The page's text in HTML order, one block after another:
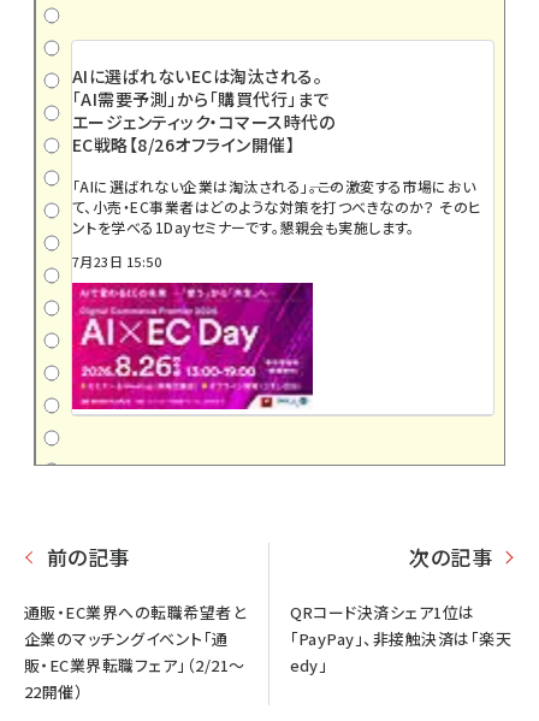
AIに選ばれないECは淘汰される。
「AI需要予測」から「購買代行」まで
エージェンティック・コマース時代の
EC戦略【8/26オフライン開催】
「AIに選ばれない企業は淘汰される」――。この激変する市場におい
て、小売・EC事業者はどのような対策を打つべきなのか？ そのヒ
ントを学べる1Dayセミナーです。懇親会も実施します。
7月23日 15:50
前の記事
通販・EC業界への転職希望者と
企業のマッチングイベント「通
販・EC業界転職フェア」（2/21～
22開催）
次の記事
QRコード決済シェア1位は
「PayPay」、非接触決済は「楽天
edy」